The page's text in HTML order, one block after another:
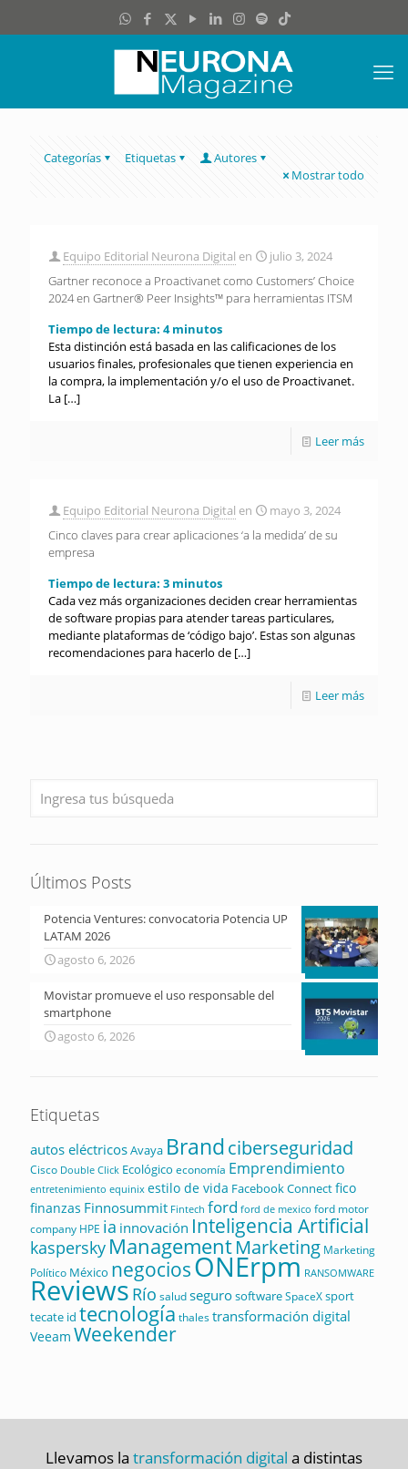
Categorías Etiquetas
Autores
Mostrar todo
Equipo Editorial Neurona Digital en
julio 3, 2024
Gartner reconoce a Proactivanet como Customers’ Choice
2024 en Gartner® Peer Insights™ para herramientas ITSM
Tiempo de lectura: 4 minutos
Esta distinción está basada en las calificaciones de los
usuarios finales, profesionales que tienen experiencia en
la compra, la implementación y/o el uso de Proactivanet.
La […]
Leer más
Equipo Editorial Neurona Digital en
mayo 3, 2024
Cinco claves para crear aplicaciones ‘a la medida’ de su
empresa
Tiempo de lectura: 3 minutos
Cada vez más organizaciones deciden crear herramientas
de software propias para atender tareas particulares,
mediante plataformas de ‘código bajo’. Estas son algunas
recomendaciones para hacerlo de […]
Leer más
Últimos Posts
Potencia Ventures: convocatoria Potencia UP
LATAM 2026
agosto 6, 2026
Movistar promueve el uso responsable del
smartphone
agosto 6, 2026
Etiquetas
autos eléctricosAvaya Brandciberseguridad
Cisco Double Click Ecológico economía Emprendimiento
entretenimiento equinix estilo de vida Facebook Connectfico
finanzas Finnosummit Fintech ford ford de mexico ford motor
company HPE ia innovación Inteligencia Artificial
kaspersky ManagementMarketing Marketing
Político México negociosONErpm RANSOMWARE
Reviews Río saludsegurosoftwareSpaceXsport
tecate id tecnología thalestransformación digital
Veeam Weekender
Llevamos la transformación digital a distintas